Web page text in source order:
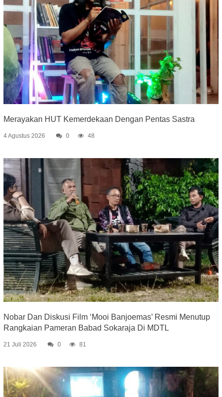
Merayakan HUT Kemerdekaan Dengan Pentas Sastra
4 Agustus 2026 0 48
Nobar Dan Diskusi Film ‘Mooi Banjoemas’ Resmi Menutup
Rangkaian Pameran Babad Sokaraja Di MDTL
21 Juli 2026 0 81